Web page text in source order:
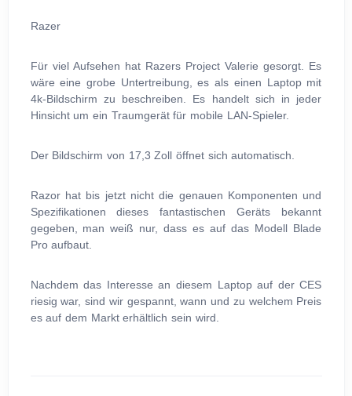
Razer
Für viel Aufsehen hat Razers Project Valerie gesorgt. Es
wäre eine grobe Untertreibung, es als einen Laptop mit
4k-Bildschirm zu beschreiben. Es handelt sich in jeder
Hinsicht um ein Traumgerät für mobile LAN-Spieler.
Der Bildschirm von 17,3 Zoll öffnet sich automatisch.
Razor hat bis jetzt nicht die genauen Komponenten und
Spezifikationen dieses fantastischen Geräts bekannt
gegeben, man weiß nur, dass es auf das Modell Blade
Pro aufbaut.
Nachdem das Interesse an diesem Laptop auf der CES
riesig war, sind wir gespannt, wann und zu welchem Preis
es auf dem Markt erhältlich sein wird.